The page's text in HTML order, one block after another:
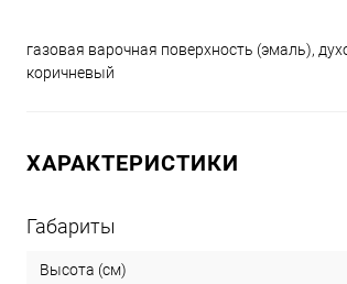
газовая варочная поверхность (эмаль),
коричневый
ХАРАКТЕРИСТИКИ
Габариты
Высота (см)